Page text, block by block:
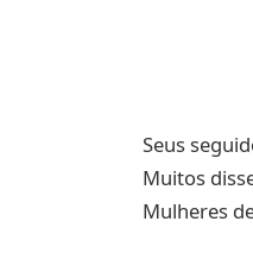
Seus
Muitos
Mulheres